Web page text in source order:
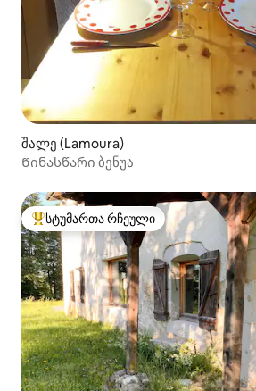
შალე (Lamoura)
Წინასწარი ბენუა
სტუმართა რჩეული მოწინავე ვარიანტი
სტუმართა რჩეული